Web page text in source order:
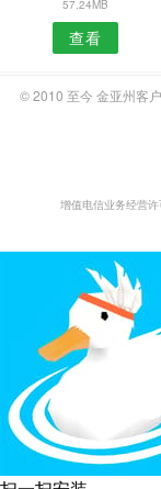
57.24MB
查看
© 2010 至今 金亚州客
增值电信业务经营许